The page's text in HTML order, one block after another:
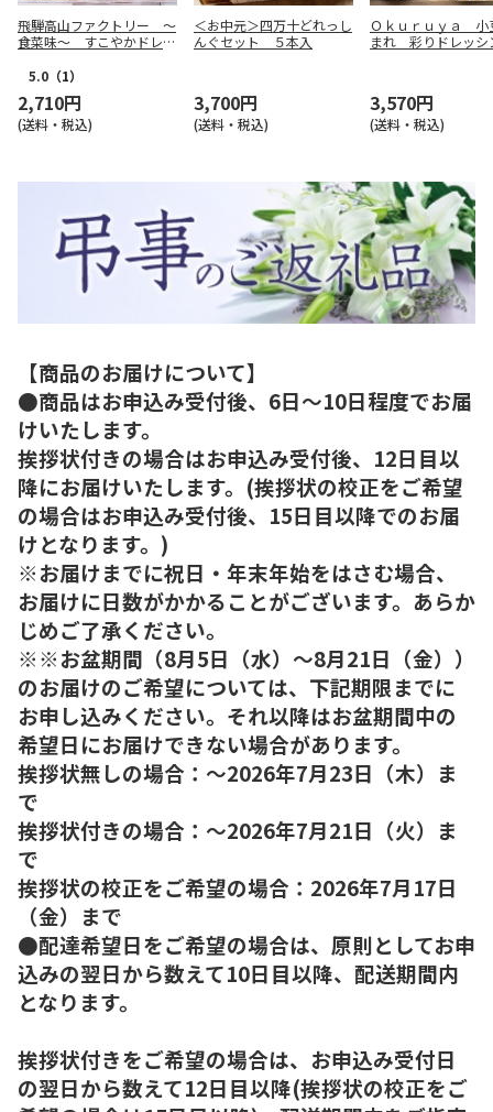
飛騨高山ファクトリー ～
食菜味～ すこやかドレッ
5.0 （1）
2,710円
(送料・税込)
＜お中元＞四万十どれっし
んぐセット ５本入
3,700円
(送料・税込)
Ｏｋｕｒｕｙａ 小
まれ 彩りドレッシ
3,570円
(送料・税込)
【商品のお届けについて】
●商品はお申込み受付後、6日～10日程度でお届
けいたします。
挨拶状付きの場合はお申込み受付後、12日目以
降にお届けいたします。(挨拶状の校正をご希望
の場合はお申込み受付後、15日目以降でのお届
けとなります。)
※お届けまでに祝日・年末年始をはさむ場合、
お届けに日数がかかることがございます。あらか
じめご了承ください。
※※お盆期間（8月5日（水）～8月21日（金））
のお届けのご希望については、下記期限までに
お申し込みください。それ以降はお盆期間中の
希望日にお届けできない場合があります。
挨拶状無しの場合：～2026年7月23日（木）ま
で
挨拶状付きの場合：～2026年7月21日（火）ま
で
挨拶状の校正をご希望の場合：2026年7月17日
（金）まで
●配達希望日をご希望の場合は、原則としてお申
込みの翌日から数えて10日目以降、配送期間内
となります。
挨拶状付きをご希望の場合は、お申込み受付日
の翌日から数えて12日目以降(挨拶状の校正をご